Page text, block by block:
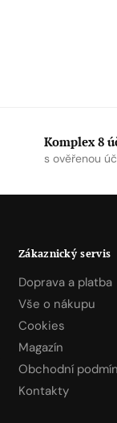
Komplex 8
s ověřenou
Zákaznický servis
Doprava a platba
Vše o nákupu
Cookies
Magazín
Obchodní
Kontakty